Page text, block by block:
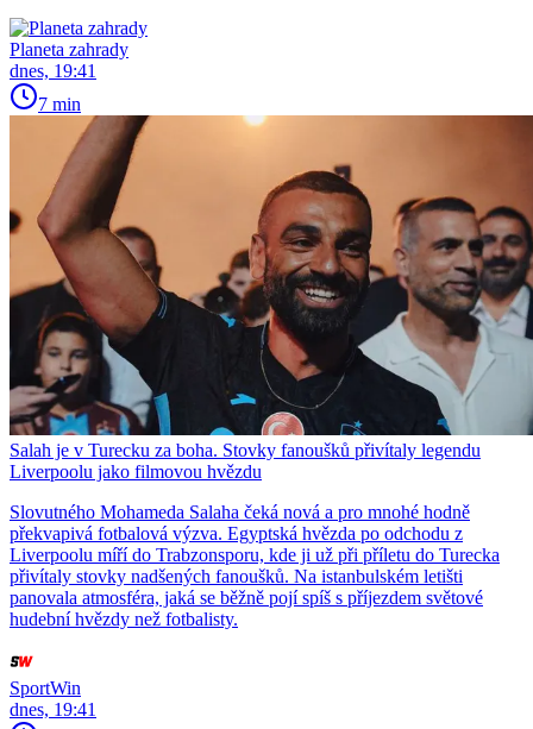
Planeta zahrady
dnes, 19:41
7 min
Salah je v Turecku za boha. Stovky fanoušků přivítaly legendu
Liverpoolu jako filmovou hvězdu
Slovutného Mohameda Salaha čeká nová a pro mnohé hodně
překvapivá fotbalová výzva. Egyptská hvězda po odchodu z
Liverpoolu míří do Trabzonsporu, kde ji už při příletu do Turecka
přivítaly stovky nadšených fanoušků. Na istanbulském letišti
panovala atmosféra, jaká se běžně pojí spíš s příjezdem světové
hudební hvězdy než fotbalisty.
SportWin
dnes, 19:41